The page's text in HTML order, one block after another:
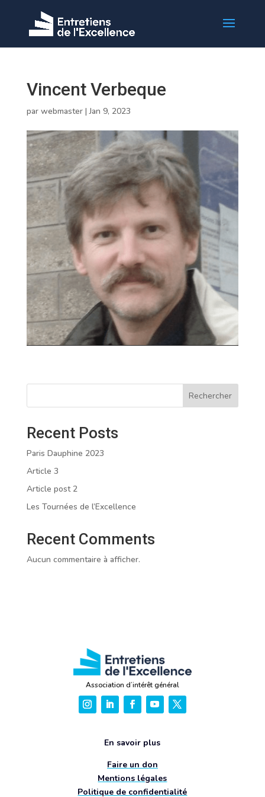
Vincent Verbeque
par webmaster|Jan 9, 2023
Rechercher
Recent Posts
Paris Dauphine 2023
Article 3
Article post 2
Les Tournées de l’Excellence
Recent Comments
Aucun commentaire à afficher.
Association d’intérêt général
En savoir plus
Faire un don
Mentions légales
Politique de confidentialité